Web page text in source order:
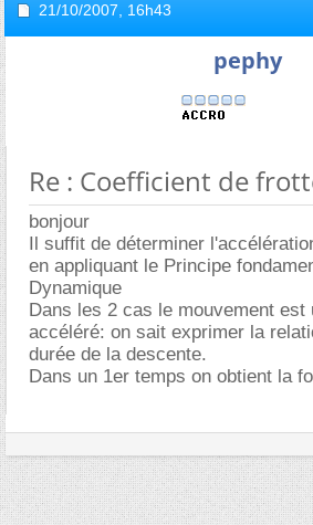
21/10/2007, 16h43
pephy
Re : Coefficient de
bonjour
Il suffit de déterminer
en appliquant le Principe
Dynamique
Dans les 2 cas le mouvement est
accéléré: on sait exprimer la
durée de la descente.
Dans un 1er temps on obtient la